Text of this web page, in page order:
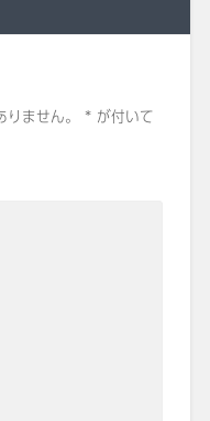
ません。 *が付いて